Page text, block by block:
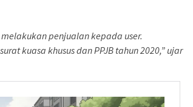
penjualan kepada user.
kuasa khusus dan PPJB tahun 2020,” ujar